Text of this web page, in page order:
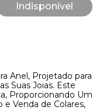
Indisponível
Anel, Projetado para
Suas Joias. Este
Proporcionando Um
Venda de Colares,